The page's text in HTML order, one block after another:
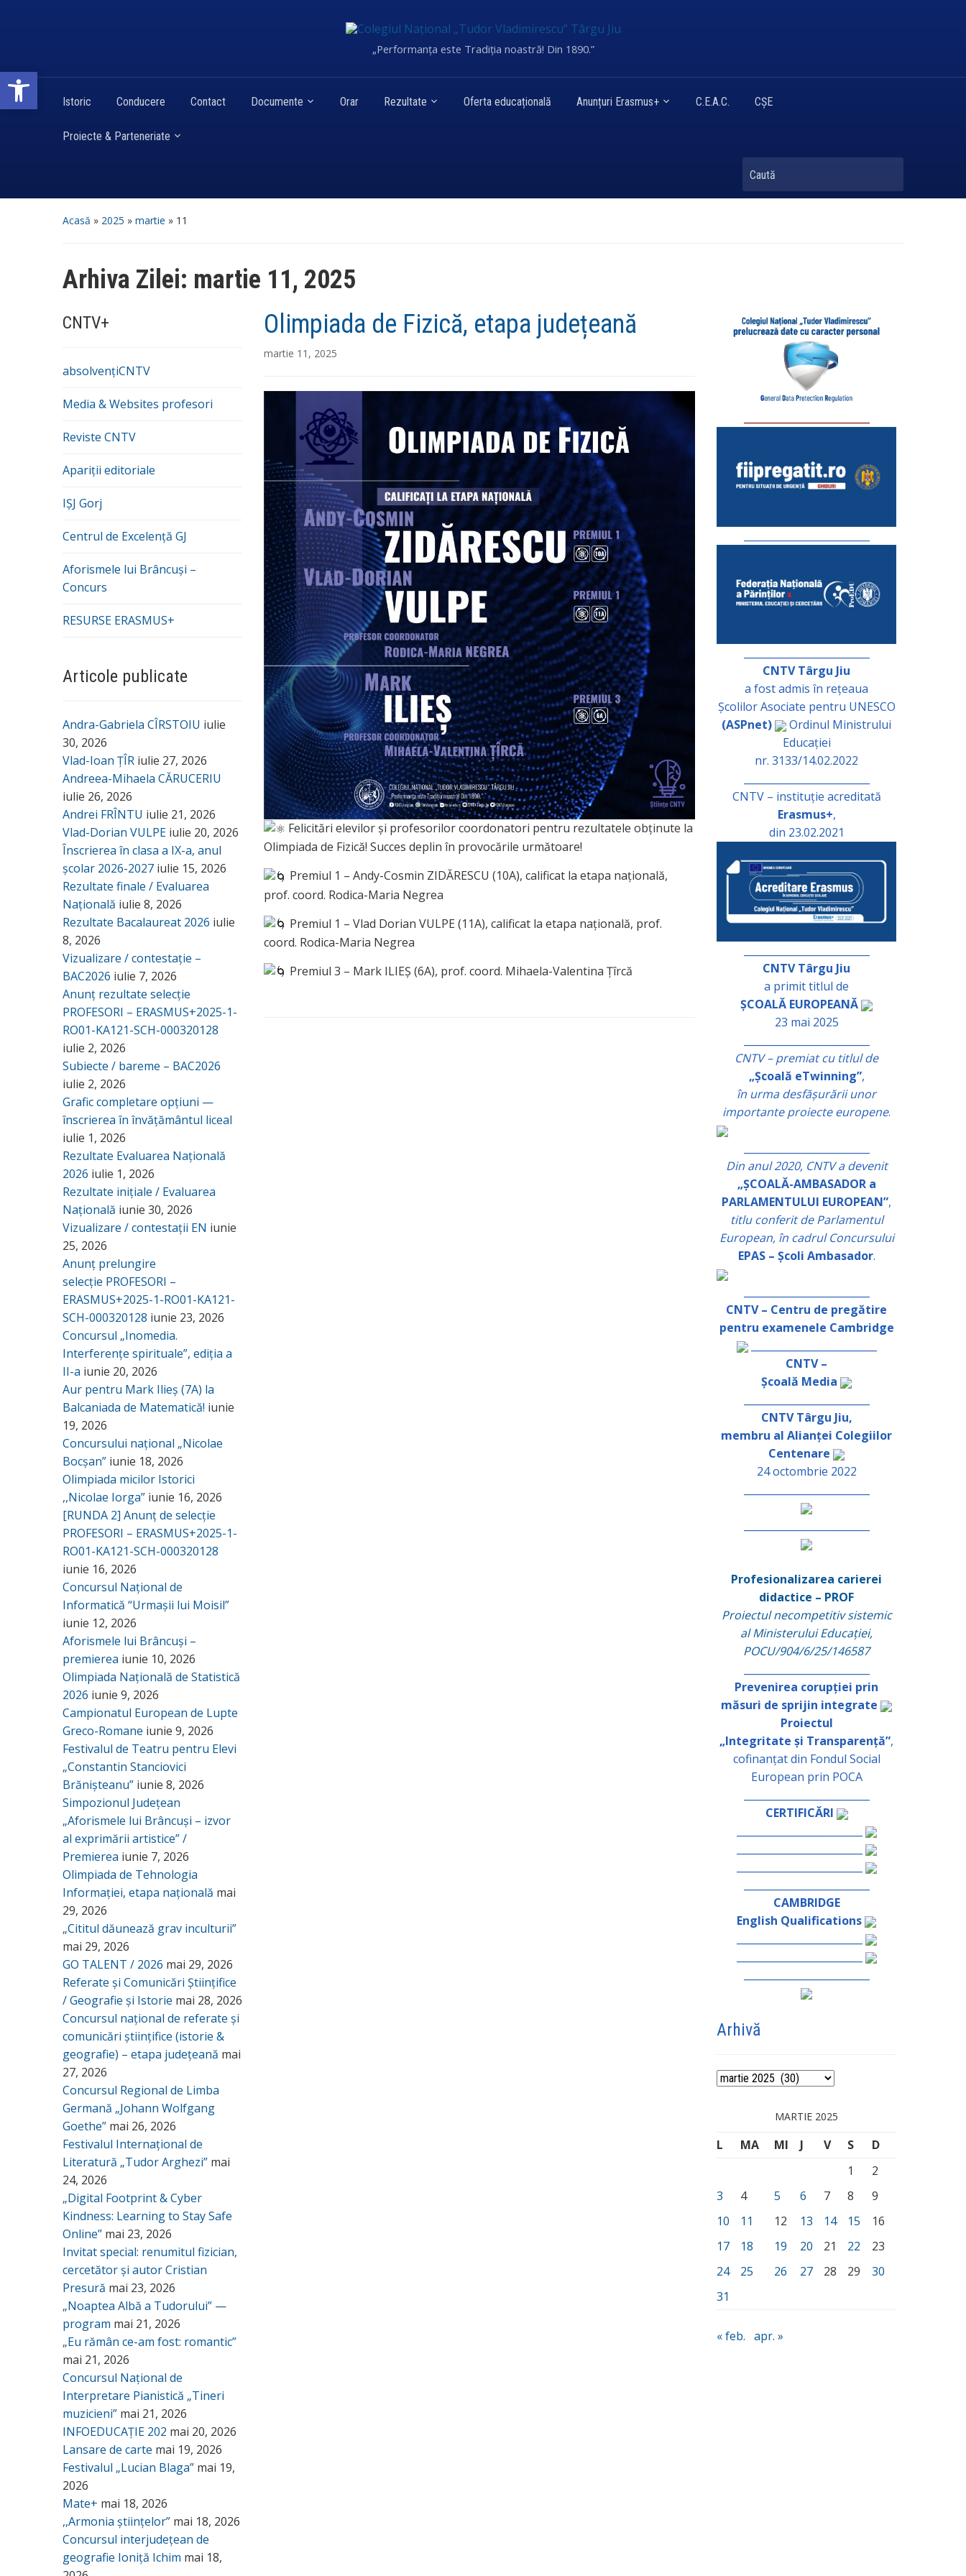
Deschide bara de unelte
„Performanța este Tradiția noastră! Din 1890.”
Istoric Conducere Contact Documente Orar Rezultate Oferta educațională Anunțuri Erasmus+ C.E.A.C. CȘE
Proiecte & Parteneriate
Caută
Acasă » 2025 » martie » 11
Arhiva Zilei: martie 11, 2025
CNTV+
absolvențiCNTV
Media & Websites profesori
Reviste CNTV
Apariții editoriale
IȘJ Gorj
Centrul de Excelență GJ
Aforismele lui Brâncuși –
Concurs
RESURSE ERASMUS+
Articole publicate
Andra-Gabriela CÎRSTOIU iulie
30, 2026
Vlad-Ioan ȚÎR iulie 27, 2026
Andreea-Mihaela CĂRUCERIU
iulie 26, 2026
Andrei FRÎNTU iulie 21, 2026
Vlad-Dorian VULPE iulie 20, 2026
Înscrierea în clasa a IX-a, anul
școlar 2026-2027 iulie 15, 2026
Rezultate finale / Evaluarea
Națională iulie 8, 2026
Rezultate Bacalaureat 2026 iulie
8, 2026
Vizualizare / contestație –
BAC2026 iulie 7, 2026
Anunț rezultate selecție
PROFESORI – ERASMUS+2025-1-
RO01-KA121-SCH-000320128
iulie 2, 2026
Subiecte / bareme – BAC2026
iulie 2, 2026
Grafic completare opțiuni —
înscrierea în învățământul liceal
iulie 1, 2026
Rezultate Evaluarea Națională
2026 iulie 1, 2026
Rezultate inițiale / Evaluarea
Națională iunie 30, 2026
Vizualizare / contestații EN iunie
25, 2026
Anunț prelungire
selecție PROFESORI –
ERASMUS+2025-1-RO01-KA121-
SCH-000320128 iunie 23, 2026
Concursul „Inomedia.
Interferențe spirituale”, ediția a
II-a iunie 20, 2026
Aur pentru Mark Ilieș (7A) la
Balcaniada de Matematică! iunie
19, 2026
Concursului național „Nicolae
Bocșan” iunie 18, 2026
Olimpiada micilor Istorici
,,Nicolae Iorga” iunie 16, 2026
[RUNDA 2] Anunț de selecție
PROFESORI – ERASMUS+2025-1-
RO01-KA121-SCH-000320128
iunie 16, 2026
Concursul Național de
Informatică “Urmașii lui Moisil”
iunie 12, 2026
Aforismele lui Brâncuși –
premierea iunie 10, 2026
Olimpiada Națională de Statistică
2026 iunie 9, 2026
Campionatul European de Lupte
Greco-Romane iunie 9, 2026
Festivalul de Teatru pentru Elevi
„Constantin Stanciovici
Brănișteanu” iunie 8, 2026
Simpozionul Județean
„Aforismele lui Brâncuși – izvor
al exprimării artistice” /
Premierea iunie 7, 2026
Olimpiada de Tehnologia
Informației, etapa națională mai
29, 2026
„Cititul dăunează grav inculturii”
mai 29, 2026
GO TALENT / 2026 mai 29, 2026
Referate și Comunicări Științifice
/ Geografie și Istorie mai 28, 2026
Concursul național de referate și
comunicări științifice (istorie &
geografie) – etapa județeană mai
27, 2026
Concursul Regional de Limba
Germană „Johann Wolfgang
Goethe” mai 26, 2026
Festivalul Internațional de
Literatură „Tudor Arghezi” mai
24, 2026
„Digital Footprint & Cyber
Kindness: Learning to Stay Safe
Online” mai 23, 2026
Invitat special: renumitul fizician,
cercetător și autor Cristian
Presură mai 23, 2026
„Noaptea Albă a Tudorului” —
program mai 21, 2026
„Eu rămân ce-am fost: romantic”
mai 21, 2026
Concursul Național de
Interpretare Pianistică „Tineri
muzicieni” mai 21, 2026
INFOEDUCAȚIE 202 mai 20, 2026
Lansare de carte mai 19, 2026
Festivalul „Lucian Blaga” mai 19,
2026
Mate+ mai 18, 2026
,,Armonia științelor” mai 18, 2026
Concursul interjudețean de
geografie Ioniță Ichim mai 18,
Olimpiada de Fizică, etapa județeană
martie 11, 2025
Felicitări elevilor și profesorilor coordonatori pentru rezultatele obținute la
Olimpiada de Fizică! Succes deplin în provocările următoare!
Premiul 1 – Andy-Cosmin ZIDĂRESCU (10A), calificat la etapa națională,
prof. coord. Rodica-Maria Negrea
Premiul 1 – Vlad Dorian VULPE (11A), calificat la etapa națională, prof.
coord. Rodica-Maria Negrea
Premiul 3 – Mark ILIEȘ (6A), prof. coord. Mihaela-Valentina Țîrcă
CNTV Târgu Jiu
a fost admis în rețeaua
Școlilor Asociate pentru UNESCO
(ASPnet)
Ordinul Ministrului
Educației
nr. 3133/14.02.2022
CNTV – instituție acreditată
Erasmus+,
din 23.02.2021
CNTV Târgu Jiu
a primit titlul de
ȘCOALĂ EUROPEANĂ
23 mai 2025
CNTV – premiat cu titlul de
„Școală eTwinning”,
în urma desfășurării unor
importante proiecte europene.
Din anul 2020, CNTV a devenit
„ȘCOALĂ-AMBASADOR a
PARLAMENTULUI EUROPEAN”,
titlu conferit de Parlamentul
European, în cadrul Concursului
EPAS – Școli Ambasador.
CNTV – Centru de pregătire
pentru examenele Cambridge
_________________________
CNTV –
Școală Media
CNTV Târgu Jiu,
membru al Alianței Colegiilor
Centenare
24 octombrie 2022
Profesionalizarea carierei
didactice – PROF
Proiectul necompetitiv sistemic
al Ministerului Educației,
POCU/904/6/25/146587
Prevenirea corupției prin
măsuri de sprijin integrate
Proiectul
„Integritate și Transparență”,
cofinanțat din Fondul Social
European prin POCA
CERTIFICĂRI
CAMBRIDGE
English Qualifications
Arhivă
Arhivă
MARTIE 2025
L MA MI J V S
D
1
2
3
4 5 6 7 8
9
10
11 12 13 14 15
16
17
18 19 20 21 22
23
24
25 26 27 28 29
30
31
« feb. apr. »